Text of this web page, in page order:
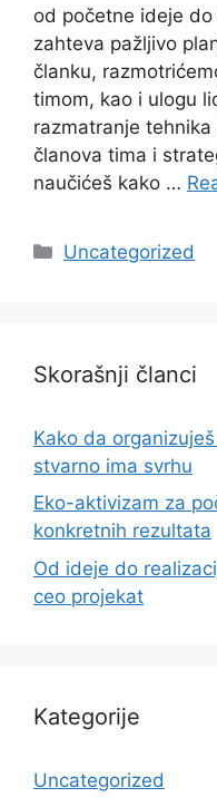
od početne ideje
zahteva pažljivo
članku,
timom, kao i ulogu
razmatranje
članova tima i
naučićeš kako …
Categories
Uncategorized
Skorašnji članci
Kako da
stvarno ima svrhu
Eko-aktivizam za
konkretnih rezultata
Od ideje do
ceo projekat
Kategorije
Uncategorized